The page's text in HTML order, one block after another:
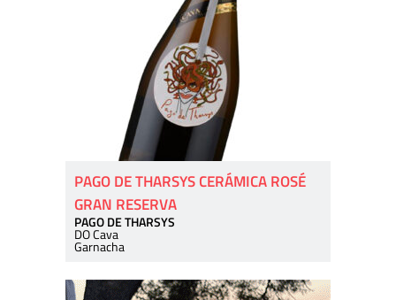
PAGO DE THARSYS CERÁMICA ROSÉ
GRAN RESERVA
PAGO DE THARSYS
DO Cava
Garnacha